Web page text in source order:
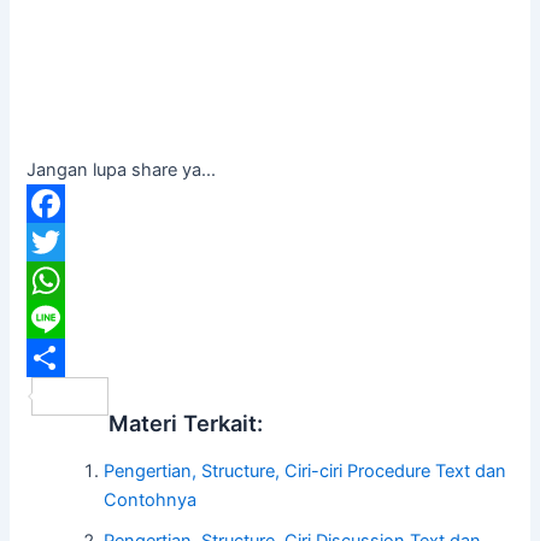
Jangan lupa share ya...
F
a
c
e
b
T
w
t
W
h
a
L
i
h
a
r
Materi Terkait:
Pengertian, Structure, Ciri-ciri Procedure Text dan
Contohnya